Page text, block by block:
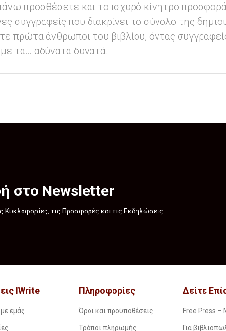
προσθέσετε και το ισχυρό κίνητρο
συγγραφείς που διακρίνει το σύνολο της
πρώτα άνθρωποι του βιβλίου, όντας
τα… αδύνατα δυνατά.
στο Newsletter
Κυκλοφορίες, τις Προσφορές και τις Εκδηλώσεις
IWrite
εμάς
Πληροφορίες
Όροι και προϋποθέσεις
Τρόποι πληρωμής
Δείτε
Free Press –
Για